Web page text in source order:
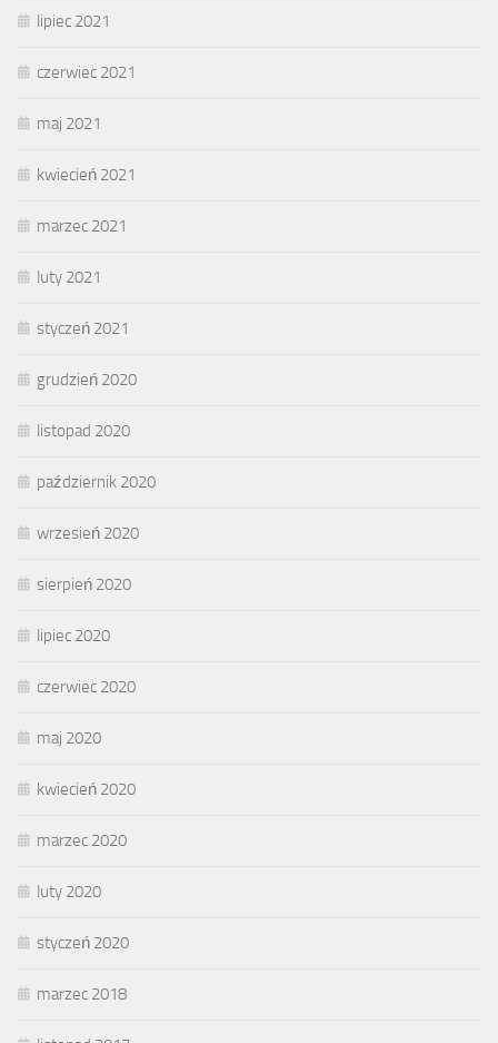
lipiec 2021
czerwiec 2021
maj 2021
kwiecień 2021
marzec 2021
luty 2021
styczeń 2021
grudzień 2020
listopad 2020
październik 2020
wrzesień 2020
sierpień 2020
lipiec 2020
czerwiec 2020
maj 2020
kwiecień 2020
marzec 2020
luty 2020
styczeń 2020
marzec 2018